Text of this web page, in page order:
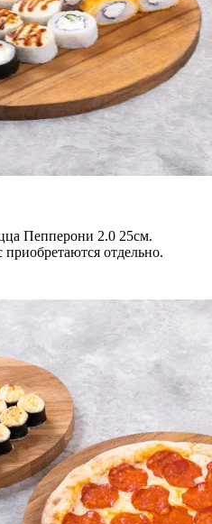
Пепперони 2.0 25см.
отдельно.